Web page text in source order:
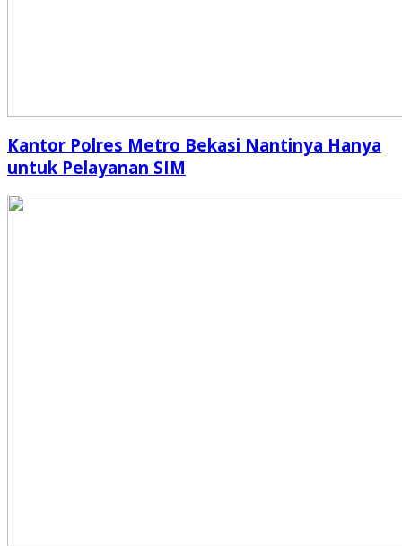
Kantor Polres Metro Bekasi Nantinya Hanya
untuk Pelayanan SIM